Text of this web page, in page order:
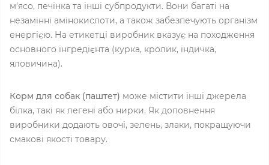
м'ясо, печінка та інші субпродукти. Вони багаті на
незамінні амінокислоти, а також забезпечують організм
енергією. На етикетці виробник вказує на походження
основного інгредієнта (курка, кролик, індичка,
яловичина).
Корм для собак (паштет) може містити інші джерела
білка, такі як легені або нирки. Як доповнення
виробники додають овочі, зелень, злаки, покращуючи
смакові якості товару.